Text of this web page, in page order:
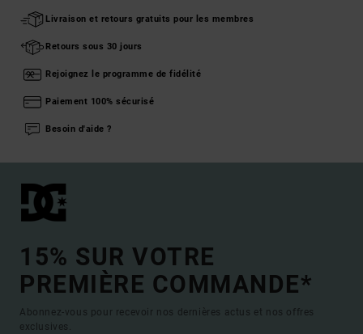
Livraison et retours gratuits pour les membres
Retours sous 30 jours
Rejoignez le programme de fidélité
Paiement 100% sécurisé
Besoin d'aide ?
15% SUR VOTRE
PREMIÈRE COMMANDE*
Abonnez-vous pour recevoir nos dernières actus et nos offres
exclusives.